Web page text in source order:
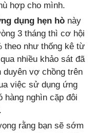
hợp cho mình.
dụng hẹn hò này
3 tháng thì cơ hội
theo như thống kê từ
nhiều khảo sát đã
duyên vợ chồng trên
việc sử dụng ứng
hàng nghìn cặp đôi
rằng bạn sẽ sớm